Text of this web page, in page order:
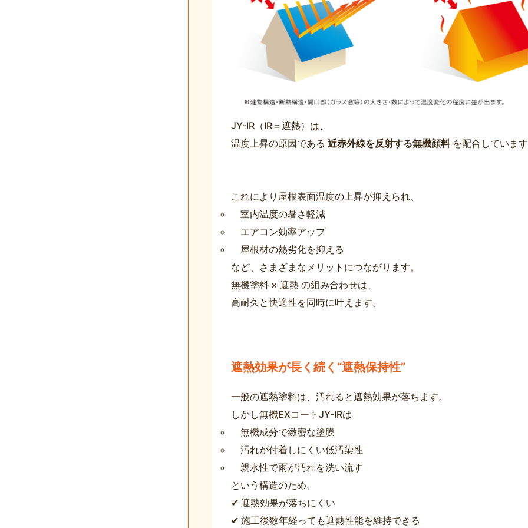
JY-IR（IR＝遮熱）は、
温度上昇の原因である 近赤外線を反射する無機顔料を配合していま
これにより屋根表面温度の上昇が抑えられ、
室内温度の暑さ軽減
エアコン効率アップ
屋根材の熱劣化を抑える
など、さまざまなメリットにつながります。
無機塗料 × 遮熱 の組み合わせは、
高耐久と快適性を同時に叶えます。
遮熱効果が長く続く“遮熱保持性”
一般の遮熱塗料は、汚れると遮熱効果が落ちます。
しかし無機EXコートJY-IRは
無機成分で緻密な塗膜
汚れが付着しにくい低汚染性
親水性で雨が汚れを洗い流す
という構造のため、
✔ 遮熱効果が落ちにくい
✔ 施工後数年経っても遮熱性能を維持できる